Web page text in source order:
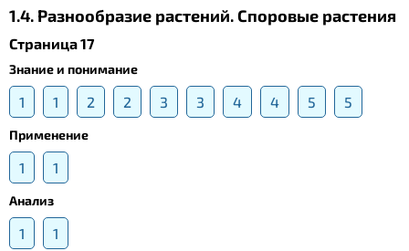
1.4. Разнообразие растений. Споровые растения
Страница 17
Знание и понимание
1 1 2 2 3 3 4 4 5 5
Применение
1 1
Анализ
1 1